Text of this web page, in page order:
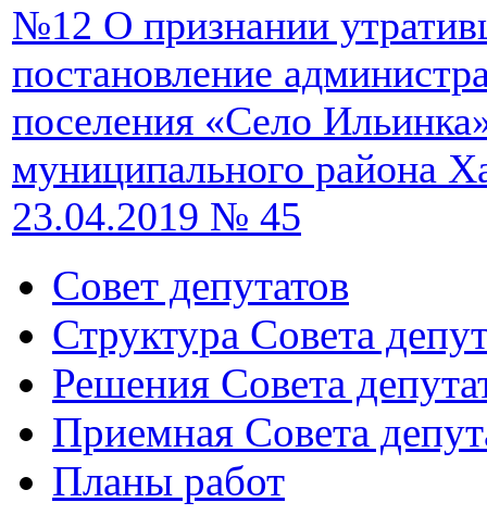
№12 О признании
постановление
поселения «Село
муниципального района
23.04.2019 № 45
Совет депутатов
Структура Совета
Решения Совета
Приемная Совета
Планы работ